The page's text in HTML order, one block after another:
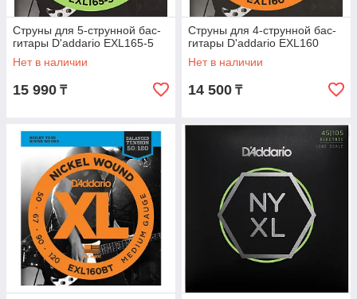
Струны для 5-струнной бас-
гитары D'addario EXL165-5
Нет в наличии
15 990 ₸
Струны для 4-струнной бас-
гитары D'addario EXL160
Нет в наличии
14 500 ₸